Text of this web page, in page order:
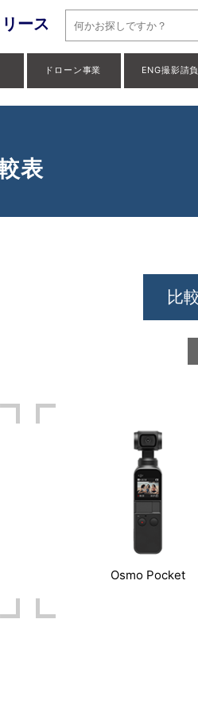
ース
ドローン事業 ENG撮影請負
表
Osmo Pocket